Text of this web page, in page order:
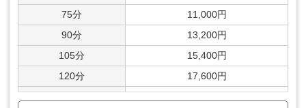
75分
11,000円
90分
13,200円
105分
15,400円
120分
17,600円